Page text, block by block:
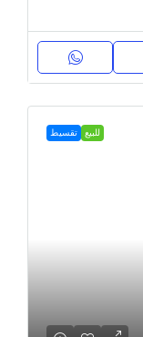
للبيع تقسيط